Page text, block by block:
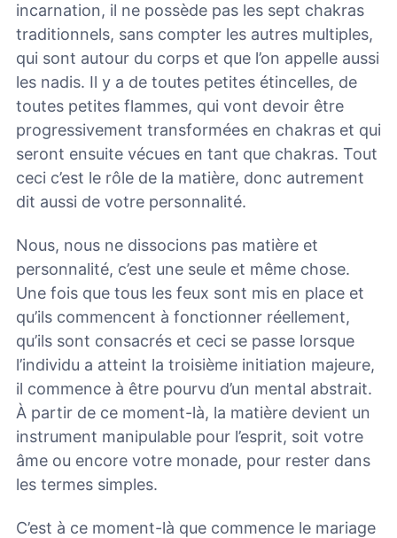
incarnation, il ne possède pas les sept chakras
traditionnels, sans compter les autres multiples,
qui sont autour du corps et que l’on appelle aussi
les nadis. Il y a de toutes petites étincelles, de
toutes petites flammes, qui vont devoir être
progressivement transformées en chakras et qui
seront ensuite vécues en tant que chakras. Tout
ceci c’est le rôle de la matière, donc autrement
dit aussi de votre personnalité.
Nous, nous ne dissocions pas matière et
personnalité, c’est une seule et même chose.
Une fois que tous les feux sont mis en place et
qu’ils commencent à fonctionner réellement,
qu’ils sont consacrés et ceci se passe lorsque
l’individu a atteint la troisième initiation majeure,
il commence à être pourvu d’un mental abstrait.
À partir de ce moment-là, la matière devient un
instrument manipulable pour l’esprit, soit votre
âme ou encore votre monade, pour rester dans
les termes simples.
C’est à ce moment-là que commence le mariage